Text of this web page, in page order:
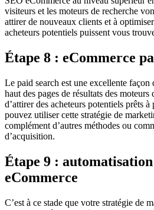
visiteurs et les moteurs de recherche
attirer de nouveaux clients et à
acheteurs potentiels puissent vous
Étape 8 : eCommerce
Le paid search est une excellente façon
haut des pages de résultats des
d’attirer des acheteurs potentiels prêts à
pouvez utiliser cette stratégie de
complément d’autres méthodes ou
d’acquisition.
Étape 9 :
eCommerce
C’est à ce stade que votre stratégie de